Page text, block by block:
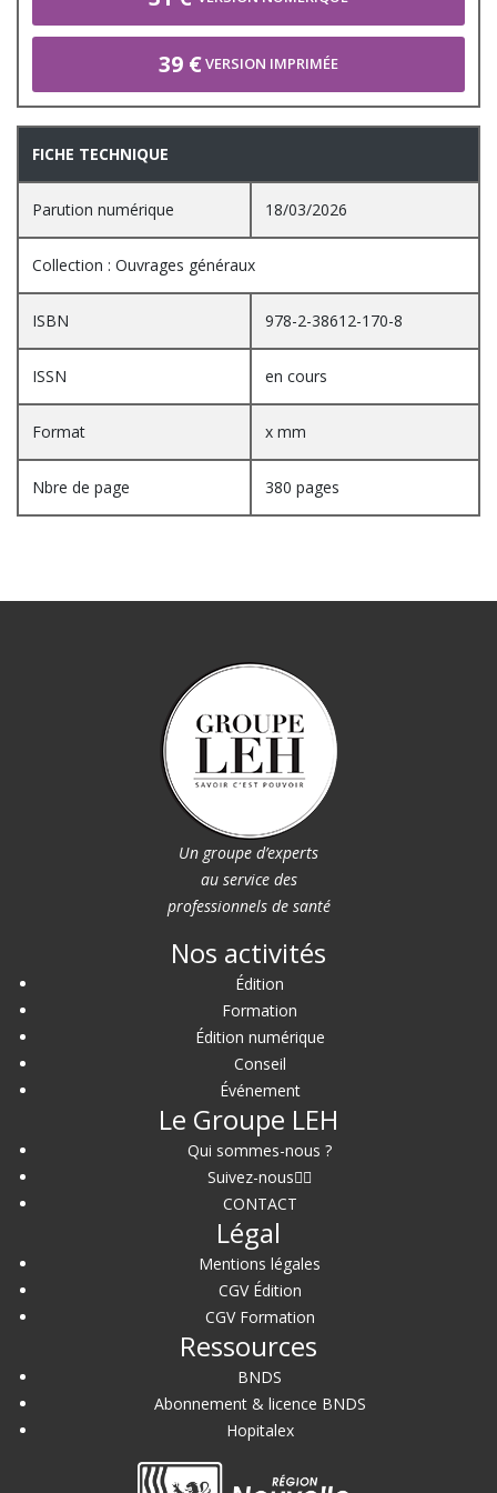
39 €VERSION IMPRIMÉE
FICHE TECHNIQUE
Parution numérique 18/03/2026
Collection : Ouvrages généraux
ISBN 978-2-38612-170-8
ISSN en cours
Format x mm
Nbre de page 380 pages
Un groupe d’experts
au service des
professionnels de santé
Nos activités
Édition
Formation
Édition numérique
Conseil
Événement
Le Groupe LEH
Qui sommes-nous ?
Suivez-nous
CONTACT
Légal
Mentions légales
CGV Édition
CGV Formation
Ressources
BNDS
Abonnement & licence BNDS
Hopitalex